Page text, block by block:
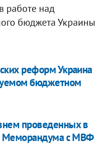
работе над
бюджета Украины
реформ Украина
бюджетном
проведенных в
Меморандума с МВФ